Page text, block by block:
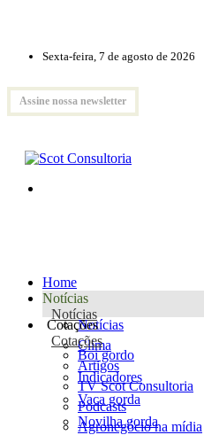
Sexta-feira, 7 de agosto de 2026
Assine nossa newsletter
Home
Notícias
Notícias
Notícias
Clima
Artigos
TV Scot Consultoria
Podcasts
Agronegócio na mídia
Cotações
Cotações
Boi gordo
Indicadores
Vaca gorda
Novilha gorda